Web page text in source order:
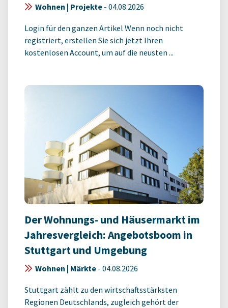
Wohnen | Projekte - 04.08.2026
Login für den ganzen Artikel Wenn noch nicht
registriert, erstellen Sie sich jetzt Ihren
kostenlosen Account, um auf die neusten ...
Der Wohnungs- und Häusermarkt im
Jahresvergleich: Angebotsboom in
Stuttgart und Umgebung
Wohnen | Märkte - 04.08.2026
Stuttgart zählt zu den wirtschaftsstärksten
Regionen Deutschlands, zugleich gehört der